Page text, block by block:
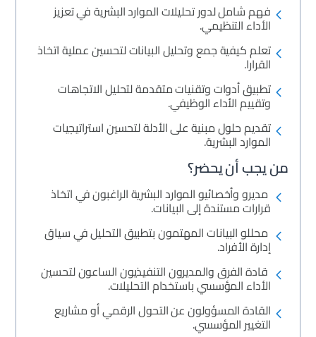
فهم شامل لدور تحليلات الموارد البشرية في تعزيز
الأداء التنظيمي.
تعلم كيفية جمع وتحليل البيانات لتحسين عملية اتخاذ
القرارا.
تطبيق أدوات وتقنيات متقدمة لتحليل الاتجاهات
وتقييم الأداء الوظيفي.
تقديم حلول مبنية على الأدلة لتحسين استراتيجيات
الموارد البشرية.
من يجب أن يحضر؟
مديرو وأخصائيو الموارد البشرية الراغبون في اتخاذ
قرارات مستندة إلى البيانات.
محللو البيانات المهتمون بتطبيق التحليل في سياق
إدارة الأفراد.
قادة الفرق والمديرون التنفيذيون الساعون لتحسين
الأداء المؤسسي باستخدام التحليلات.
القادة المسؤولون عن التحول الرقمي أو مشاريع
التغيير المؤسسي.